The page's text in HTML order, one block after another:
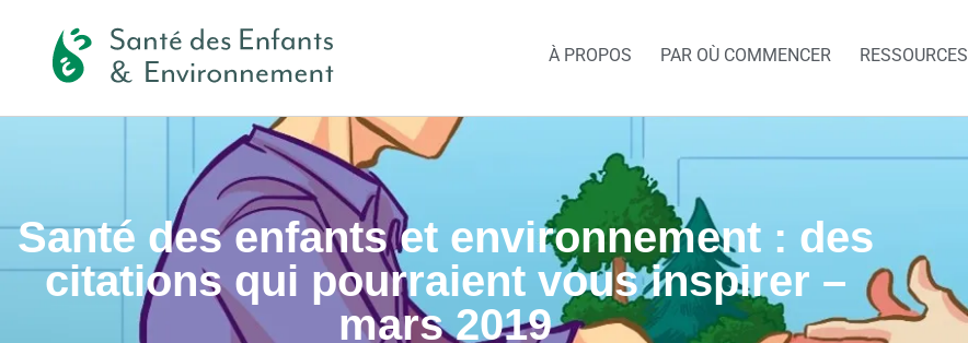
À PROPOS PAR OÙ COMMENCER RESSOURCES
Santé des enfants et environnement : des
citations qui pourraient vous inspirer –
mars 2019